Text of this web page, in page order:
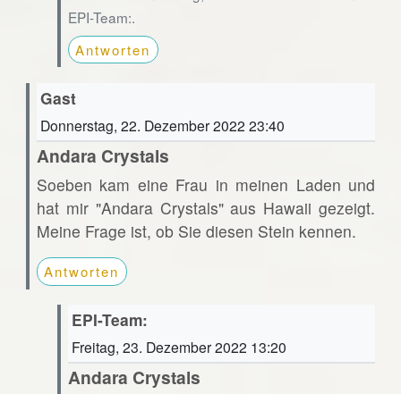
EPI-Team:.
Antworten
Gast
Donnerstag, 22. Dezember 2022 23:40
Andara Crystals
Soeben kam eine Frau in meinen Laden und
hat mir "Andara Crystals" aus Hawaii gezeigt.
Meine Frage ist, ob Sie diesen Stein kennen.
Antworten
EPI-Team:
Freitag, 23. Dezember 2022 13:20
Andara Crystals